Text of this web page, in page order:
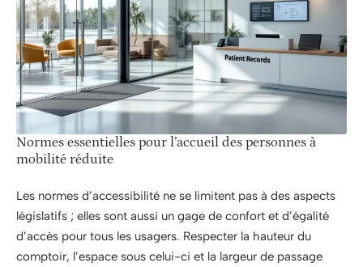
Normes essentielles pour l’accueil des personnes à
mobilité réduite
Les normes d’accessibilité ne se limitent pas à des aspects
législatifs ; elles sont aussi un gage de confort et d’égalité
d’accès pour tous les usagers. Respecter la hauteur du
comptoir, l’espace sous celui-ci et la largeur de passage